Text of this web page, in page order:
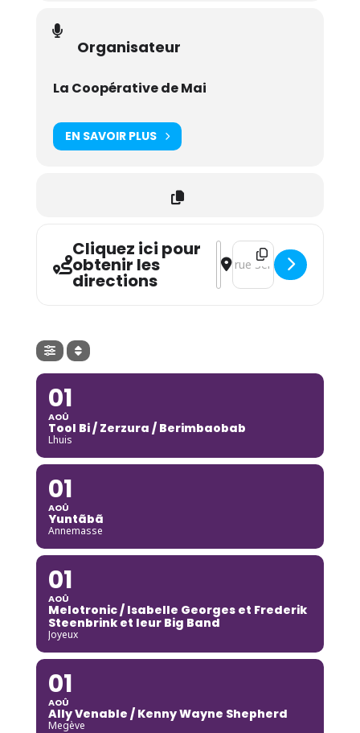
Organisateur
La Coopérative de Mai
EN SAVOIR PLUS
Cliquez ici pour
obtenir les
directions
Address - Jeff Mills
Destination Address -
01
AOÛ
Tool Bi / Zerzura / Berimbaobab
Lhuis
01
AOÛ
Yuntãbã
Annemasse
01
AOÛ
Melotronic / Isabelle Georges et Frederik
Steenbrink et leur Big Band
Joyeux
01
AOÛ
Ally Venable / Kenny Wayne Shepherd
Megève